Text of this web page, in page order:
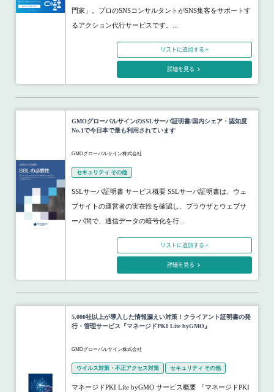
門家」。プロのSNSコンサルタントがSNS集客をサポートす
るアクション代行サービスです。...
リストに追加する +
詳細を見る
GMOグローバルサインのSSLサーバ証明書/国内シェア・認知度
No.1で今日本で最も利用されています
GMOグローバルサイン株式会社
セキュリティ その他
SSLサーバ証明書 サービス概要 SSLサーバ証明書は、ウェ
ブサイトの運営者の実在性を確認し、ブラウザとウェブサ
ーバ間で、通信データの暗号化を行...
リストに追加する +
詳細を見る
5,000社以上が導入した情報漏えい対策！クライアント証明書の発
行・管理サービス『マネージドPKI Lite byGMO』
GMOグローバルサイン株式会社
ウイルス対策・不正アクセス対策 セキュリティ その他
マネージドPKI Lite byGMO サービス概要 『マネージドPKI